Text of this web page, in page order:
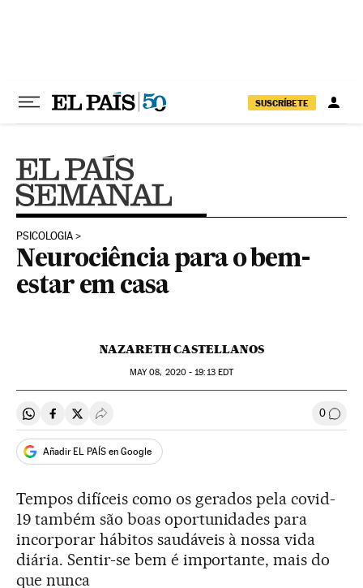
SUSCRÍBETE
PSICOLOGIA
Neurociência para o bem-
estar em casa
NAZARETH CASTELLANOS
MAY08, 2020 - 19:13EDT
Compartir en Whatsapp
Compartir en Facebook
Compartir en Twitter
Desplegar Redes Sociales 0
Añadir EL PAÍS en Google
Tempos difíceis como os gerados pela covid-
19 também são boas oportunidades para
incorporar hábitos saudáveis à nossa vida
diária. Sentir-se bem é importante, mais do
que nunca